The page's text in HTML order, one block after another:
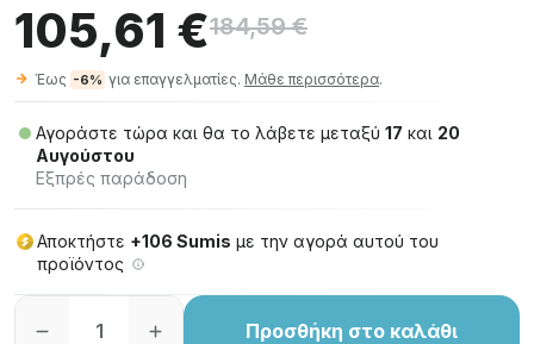
105,61 €184,59 €
Έως -6% για επαγγελματίες. Μάθε περισσότερα.
Αγοράστε τώρα και θα το λάβετε μεταξύ17 και 20
Αυγούστου
Εξπρές παράδοση
Αποκτήστε +106 Sumis με την αγορά αυτού του
προϊόντος
Προσθήκη στο καλάθι